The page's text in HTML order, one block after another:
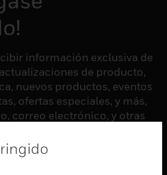
información exclusiva de
de producto,
nuevos productos, eventos
ofertas especiales, y más,
correo electrónico, y otras